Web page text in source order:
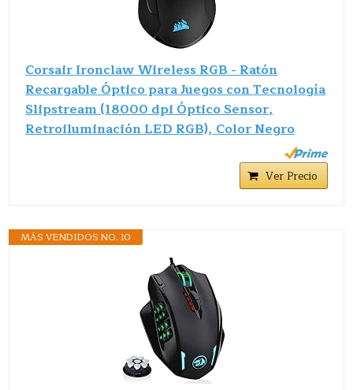
Corsair Ironclaw Wireless RGB - Ratón
Recargable Óptico para Juegos con Tecnología
Slipstream (18000 dpi Óptico Sensor,
Retroiluminación LED RGB), Color Negro
Ver Precio
MÁS VENDIDOS NO. 10